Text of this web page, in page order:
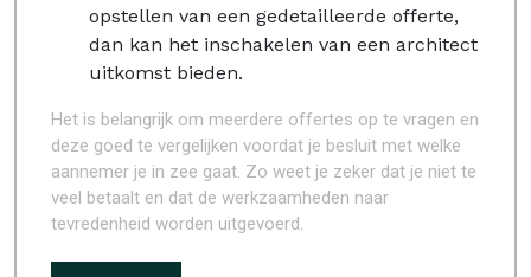
opstellen van een gedetailleerde offerte,
dan kan het inschakelen van een architect
uitkomst bieden.
Het is belangrijk om meerdere offertes op te vragen en
deze goed te vergelijken voordat je besluit met welke
aannemer je in zee gaat. Zo weet je zeker dat je niet te
veel betaalt en dat de werkzaamheden naar
tevredenheid worden uitgevoerd.